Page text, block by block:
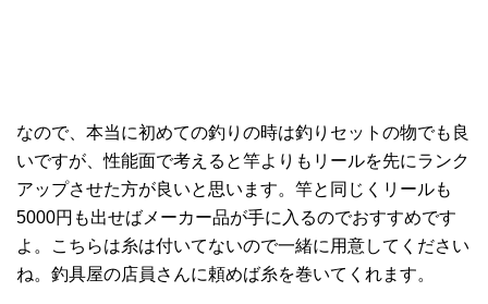
なので、本当に初めての釣りの時は釣りセットの物でも良
いですが、性能面で考えると竿よりもリールを先にランク
アップさせた方が良いと思います。竿と同じくリールも
5000円も出せばメーカー品が手に入るのでおすすめです
よ。こちらは糸は付いてないので一緒に用意してください
ね。釣具屋の店員さんに頼めば糸を巻いてくれます。